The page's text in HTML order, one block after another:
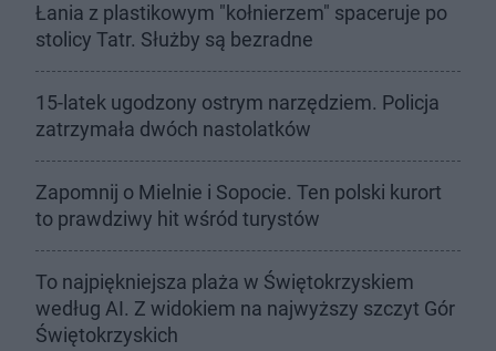
Łania z plastikowym "kołnierzem" spaceruje po
stolicy Tatr. Służby są bezradne
15-latek ugodzony ostrym narzędziem. Policja
zatrzymała dwóch nastolatków
Zapomnij o Mielnie i Sopocie. Ten polski kurort
to prawdziwy hit wśród turystów
To najpiękniejsza plaża w Świętokrzyskiem
według AI. Z widokiem na najwyższy szczyt Gór
Świętokrzyskich